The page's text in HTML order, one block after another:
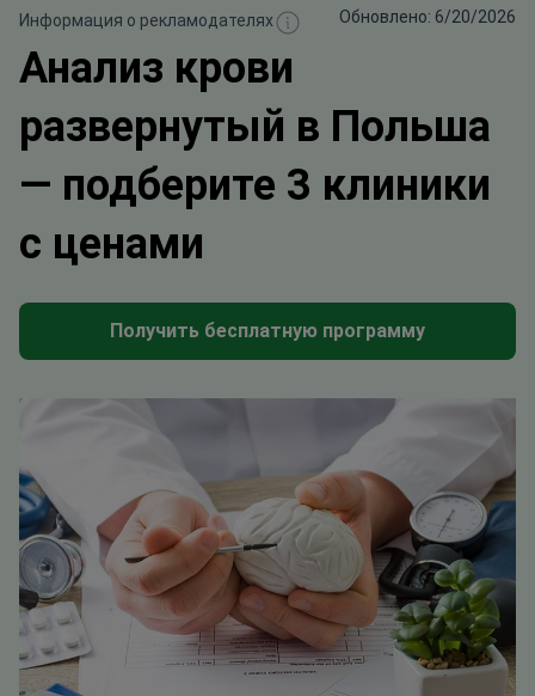
Информация о рекламодателях Обновлено: 6/20/2026
Анализ крови
развернутый в Польша
— подберите 3 клиники
с ценами
Получить бесплатную программу